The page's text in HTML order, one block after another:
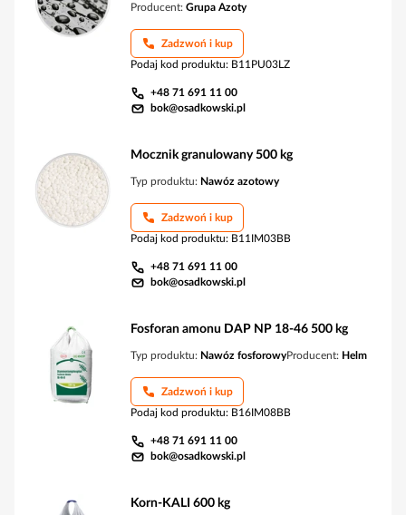
Producent: Grupa Azoty
Zadzwoń i kup
Podaj kod produktu: B11PU03LZ
+48 71 691 11 00
bok@osadkowski.pl
Mocznik granulowany 500 kg
Typ produktu: Nawóz azotowy
Zadzwoń i kup
Podaj kod produktu: B11IM03BB
+48 71 691 11 00
bok@osadkowski.pl
Fosforan amonu DAP NP 18-46 500 kg
Typ produktu: Nawóz fosforowyProducent: Helm
Zadzwoń i kup
Podaj kod produktu: B16IM08BB
+48 71 691 11 00
bok@osadkowski.pl
Korn-KALI 600 kg